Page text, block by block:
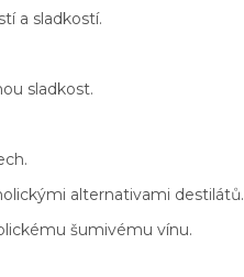
a sladkostí.
sladkost.
alternativami destilátů.
šumivému vínu.